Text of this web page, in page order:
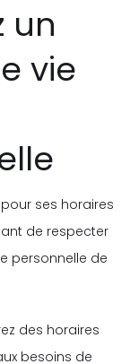
un
vie
ses horaires
de respecter
personnelle de
des horaires
besoins de